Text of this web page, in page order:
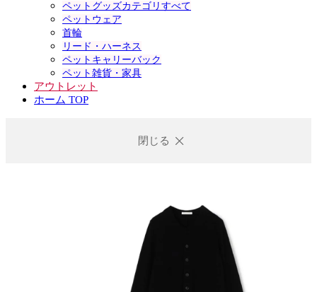
ペットグッズカテゴリすべて
ペットウェア
首輪
リード・ハーネス
ペットキャリーバック
ペット雑貨・家具
アウトレット
ホーム TOP
閉じる